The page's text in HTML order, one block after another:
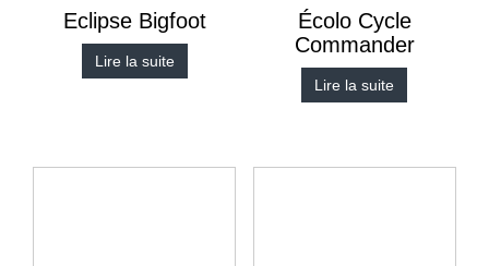
Eclipse Bigfoot
Lire la suite
Écolo Cycle
Commander
Lire la suite